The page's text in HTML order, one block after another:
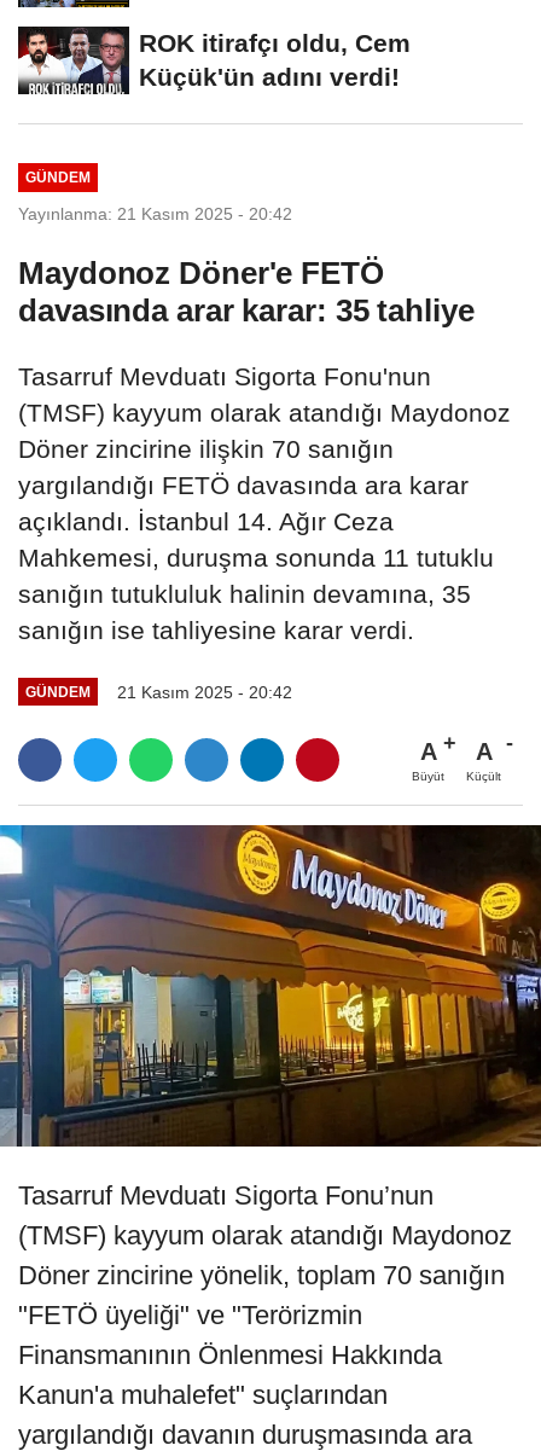
ROK itirafçı oldu, Cem
Küçük'ün adını verdi!
GÜNDEM
Yayınlanma: 21 Kasım 2025 - 20:42
Maydonoz Döner'e FETÖ
davasında arar karar: 35 tahliye
Tasarruf Mevduatı Sigorta Fonu'nun
(TMSF) kayyum olarak atandığı Maydonoz
Döner zincirine ilişkin 70 sanığın
yargılandığı FETÖ davasında ara karar
açıklandı. İstanbul 14. Ağır Ceza
Mahkemesi, duruşma sonunda 11 tutuklu
sanığın tutukluluk halinin devamına, 35
sanığın ise tahliyesine karar verdi.
GÜNDEM 21 Kasım 2025 - 20:42
A
Büyüt
A
Küçült
Tasarruf Mevduatı Sigorta Fonu’nun
(TMSF) kayyum olarak atandığı Maydonoz
Döner zincirine yönelik, toplam 70 sanığın
"FETÖ üyeliği" ve "Terörizmin
Finansmanının Önlenmesi Hakkında
Kanun'a muhalefet" suçlarından
yargılandığı davanın duruşmasında ara